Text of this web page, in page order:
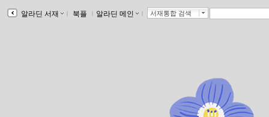
알라딘 서재 ｌ 북플 ｌ 알라딘 메인 ｌ 서재통합 검색